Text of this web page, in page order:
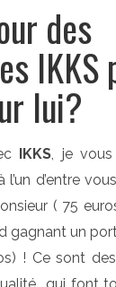
des
IKKS
lui?
IKKS, je
d’entre
( 75
gagnant un
! Ce sont